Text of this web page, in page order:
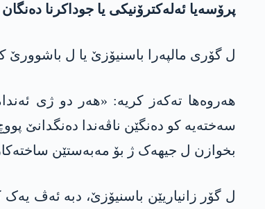
پرۆسەیا ئەلەکترۆنیکی یا جوداکرنا
ل گۆری مالپه‌را باسنیۆزێ یا ل
هەروه‌ها تەکه‌ز کریە: «هەر دو ژی
سەختەیە کو دەنگێن ناڤەندا دەنگدانێ
بخوازن ل جیهەک ژ بۆ مەبەستێن
ل گۆر زانیاریێن باسنیۆزێ، دبه‌ ئەڤ